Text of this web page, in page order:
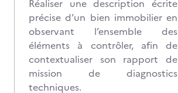
Réaliser une description écrite
précise d’un bien immobilier en
observant l’ensemble des
éléments à contrôler, afin de
contextualiser son rapport de
mission de diagnostics
techniques.